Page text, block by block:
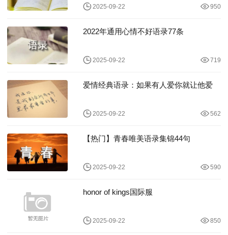
2025-09-22 950
2022年通用心情不好语录77条
2025-09-22 719
爱情经典语录：如果有人爱你就让他爱
2025-09-22 562
【热门】青春唯美语录集锦44句
2025-09-22 590
honor of kings国际服
2025-09-22 850